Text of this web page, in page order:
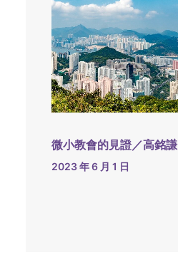
微小教會的見證／高銘謙
2023 年 6 月 1 日